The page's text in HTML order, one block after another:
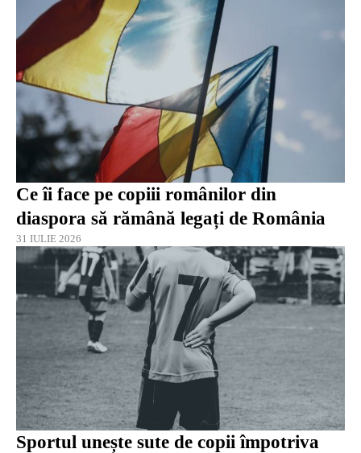
Ce îi face pe copiii românilor din
diaspora să rămână legați de România
31 IULIE 2026
Sportul unește sute de copii împotriva